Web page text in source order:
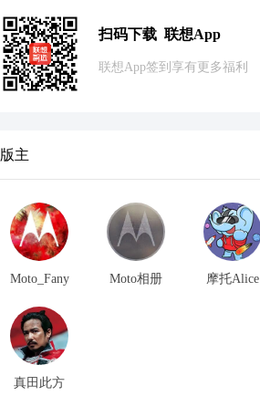
扫码下载 联想App
联想App签到享有更多福利
版主
Moto_Fany Moto相册 摩托Alice
真田此方